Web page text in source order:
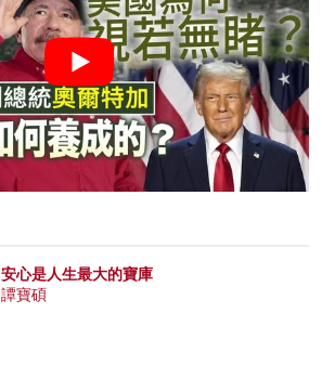
安心是人生最大的寶庫
譚寶碩